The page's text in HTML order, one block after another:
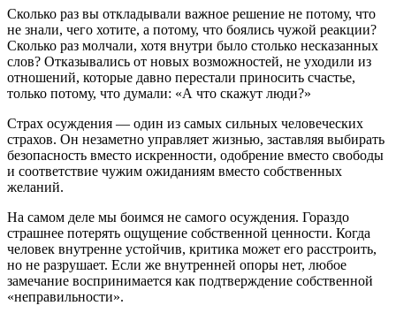
Сколько раз вы откладывали важное решение не потому, что
не знали, чего хотите, а потому, что боялись чужой реакции?
Сколько раз молчали, хотя внутри было столько несказанных
слов? Отказывались от новых возможностей, не уходили из
отношений, которые давно перестали приносить счастье,
только потому, что думали: «А что скажут люди?»
Страх осуждения — один из самых сильных человеческих
страхов. Он незаметно управляет жизнью, заставляя выбирать
безопасность вместо искренности, одобрение вместо свободы
и соответствие чужим ожиданиям вместо собственных
желаний.
На самом деле мы боимся не самого осуждения. Гораздо
страшнее потерять ощущение собственной ценности. Когда
человек внутренне устойчив, критика может его расстроить,
но не разрушает. Если же внутренней опоры нет, любое
замечание воспринимается как подтверждение собственной
«неправильности».